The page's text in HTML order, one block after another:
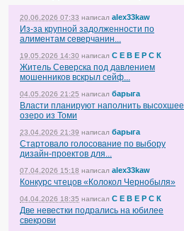
20.06.2026 07:33 написал alex33kaw
Из-за крупной задолженности по
алиментам северчанин...
19.05.2026 14:30 написал С Е В Е Р С К
Житель Северска под давлением
мошенников вскрыл сейф...
04.05.2026 21:25 написал барыга
Власти планируют наполнить высохшее
озеро из Томи
23.04.2026 21:39 написал барыга
Стартовало голосование по выбору
дизайн-проектов для...
07.04.2026 15:18 написал alex33kaw
Конкурс чтецов «Колокол Чернобыля»
04.04.2026 18:35 написал С Е В Е Р С К
Две невестки подрались на юбилее
свекрови